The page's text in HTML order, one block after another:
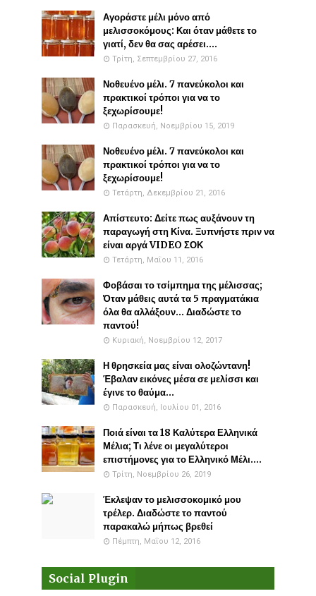
Αγοράστε μέλι μόνο από
μελισσοκόμους: Και όταν μάθετε το
γιατί, δεν θα σας αρέσει....
Τρίτη, Σεπτεμβρίου 27, 2016
Νοθευένο μέλι. 7 πανεύκολοι και
πρακτικοί τρόποι για να το
ξεχωρίσουμε!
Παρασκευή, Νοεμβρίου 15, 2019
Νοθευένο μέλι. 7 πανεύκολοι και
πρακτικοί τρόποι για να το
ξεχωρίσουμε!
Τετάρτη, Δεκεμβρίου 21, 2016
Απίστευτο: Δείτε πως αυξάνουν τη
παραγωγή στη Κίνα. Ξυπνήστε πριν να
είναι αργά VIDEO ΣΟΚ
Τετάρτη, Μαΐου 11, 2016
Φοβάσαι το τσίμπημα της μέλισσας;
Όταν μάθεις αυτά τα 5 πραγματάκια
όλα θα αλλάξουν... Διαδώστε το
παντού!
Κυριακή, Νοεμβρίου 12, 2017
Η θρησκεία μας είναι ολοζώντανη!
Έβαλαν εικόνες μέσα σε μελίσσι και
έγινε το θαύμα...
Παρασκευή, Ιουλίου 01, 2016
Ποιά είναι τα 18 Καλύτερα Ελληνικά
Μέλια; Τι λένε οι μεγαλύτεροι
επιστήμονες για το Ελληνικό Μέλι....
Τρίτη, Νοεμβρίου 26, 2019
Έκλεψαν το μελισσοκομικό μου
τρέλερ. Διαδώστε το παντού
παρακαλώ μήπως βρεθεί
Πέμπτη, Μαΐου 12, 2016
Social Plugin